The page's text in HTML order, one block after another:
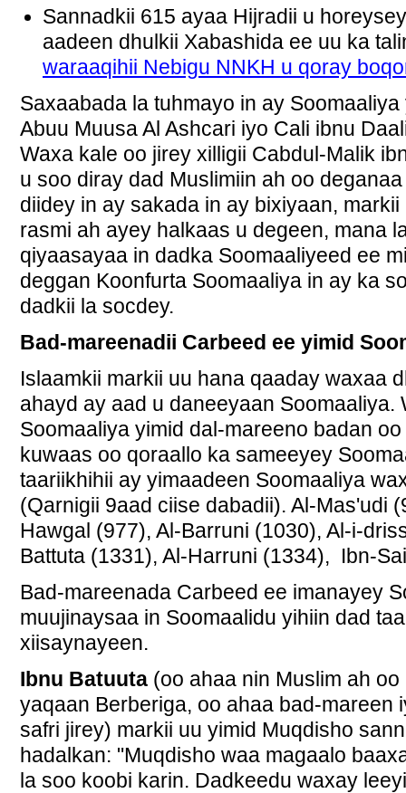
Sannadkii 615 ayaa Hijradii u
aadeen dhulkii Xabashida ee uu ka
waraaqihii Nebigu NNKH u qoray
Saxaabada la tuhmayo in ay
Abuu Muusa Al Ashcari iyo Cali ibnu
Waxa kale oo jirey xilligii Cabdul-Malik
u soo diray dad Muslimiin ah oo
diidey in ay sakada in ay bixiyaan,
rasmi ah ayey halkaas u degeen, mana
qiyaasayaa in dadka Soomaaliyeed ee
deggan Koonfurta Soomaaliya in ay ka
dadkii la socdey.
Bad-mareenadii Carbeed ee yimid
Islaamkii markii uu hana qaaday waxaa
ahayd ay aad u daneeyaan Soomaaliya.
Soomaaliya yimid dal-mareeno badan
kuwaas oo qoraallo ka sameeyey
taariikhihii ay yimaadeen Soomaaliya
(Qarnigii 9aad ciise dabadii). Al-Mas'udi
Hawgal (977), Al-Barruni (1030), Al-i-
Battuta (1331), Al-Harruni (1334), Ibn-
Bad-mareenada Carbeed ee imanayey
muujinaysaa in Soomaalidu yihiin dad
xiisaynayeen.
Ibnu Batuuta (oo ahaa nin Muslim ah
yaqaan Berberiga, oo ahaa bad-mareen
safri jirey) markii uu yimid Muqdisho
hadalkan: "Muqdisho waa magaalo
la soo koobi karin. Dadkeedu waxay